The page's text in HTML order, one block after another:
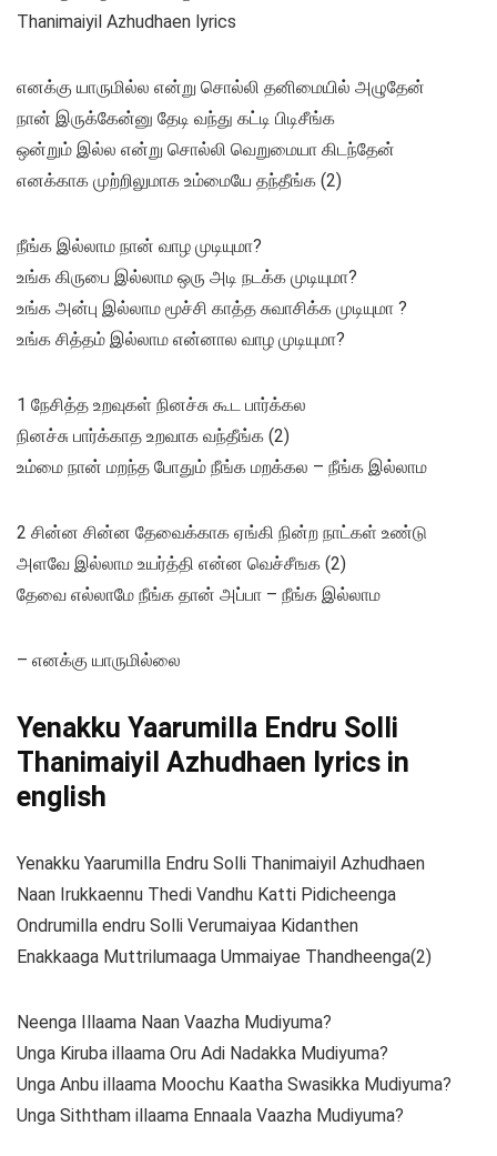
Thanimaiyil Azhudhaen lyrics
எனக்கு யாருமில்ல என்று சொல்லி தனிமையில் அழுதேன்
நான் இருக்கேன்னு தேடி வந்து கட்டி பிடிசீங்க
ஒன்றும் இல்ல என்று சொல்லி வெறுமையா கிடந்தேன்
எனக்காக முற்றிலுமாக உம்மையே தந்தீங்க (2)
நீங்க இல்லாம நான் வாழ முடியுமா?
உங்க கிருபை இல்லாம ஒரு அடி நடக்க முடியுமா?
உங்க அன்பு இல்லாம மூச்சி காத்த சுவாசிக்க முடியுமா ?
உங்க சித்தம் இல்லாம என்னால வாழ முடியுமா?
1 நேசித்த உறவுகள் நினச்சு கூட பார்க்கல
நினச்சு பார்க்காத உறவாக வந்தீங்க (2)
உம்மை நான் மறந்த போதும் நீங்க மறக்கல – நீங்க இல்லாம
2 சின்ன சின்ன தேவைக்காக ஏங்கி நின்ற நாட்கள் உண்டு
அளவே இல்லாம உயர்த்தி என்ன வெச்சீஙக (2)
தேவை எல்லாமே நீங்க தான் அப்பா – நீங்க இல்லாம
– எனக்கு யாருமில்லை
Yenakku Yaarumilla Endru Solli
Thanimaiyil Azhudhaen lyrics in
english
Yenakku Yaarumilla Endru Solli Thanimaiyil Azhudhaen
Naan Irukkaennu Thedi Vandhu Katti Pidicheenga
Ondrumilla endru Solli Verumaiyaa Kidanthen
Enakkaaga Muttrilumaaga Ummaiyae Thandheenga(2)
Neenga Illaama Naan Vaazha Mudiyuma?
Unga Kiruba illaama Oru Adi Nadakka Mudiyuma?
Unga Anbu illaama Moochu Kaatha Swasikka Mudiyuma?
Unga Siththam illaama Ennaala Vaazha Mudiyuma?